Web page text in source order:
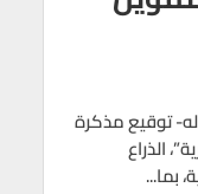
له- توقيع مذكرة
الذراع
بما...